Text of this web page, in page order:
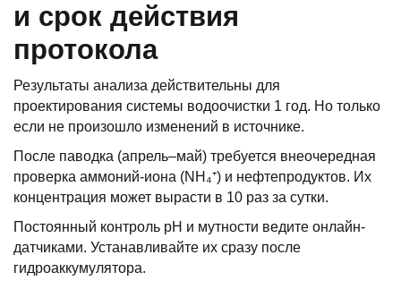
и срок действия
протокола
Результаты анализа действительны для
проектирования системы водоочистки 1 год. Но только
если не произошло изменений в источнике.
После паводка (апрель–май) требуется внеочередная
проверка аммоний-иона (NH₄⁺) и нефтепродуктов. Их
концентрация может вырасти в 10 раз за сутки.
Постоянный контроль pH и мутности ведите онлайн-
датчиками. Устанавливайте их сразу после
гидроаккумулятора.